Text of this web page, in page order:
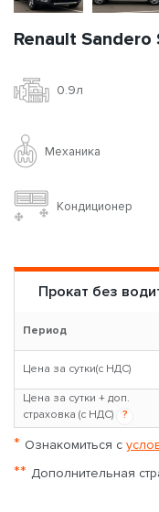
Renault Sandero
0.9л
Механика
Кондиционер
Прокат без
Период
Цена за сутки(с НДС)
Цена за сутки + доп.
страховка (с НДС)
?
* Ознакомиться с
** Дополнительная